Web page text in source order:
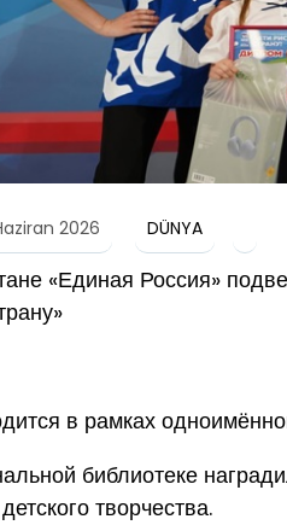
2026 DÜNYA
«Единая Россия»
в рамках
библиотеке
творчества.